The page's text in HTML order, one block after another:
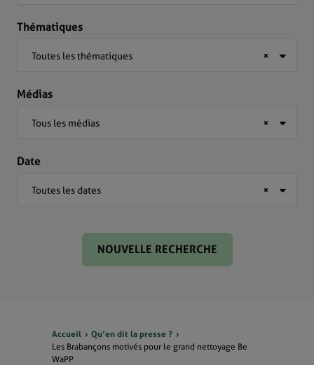
Thématiques
×
Toutes les thématiques
Médias
×
Tous les médias
Date
×
Toutes les dates
Accueil
Qu’en dit la presse ?
Les Brabançons motivés pour le grand nettoyage Be
WaPP